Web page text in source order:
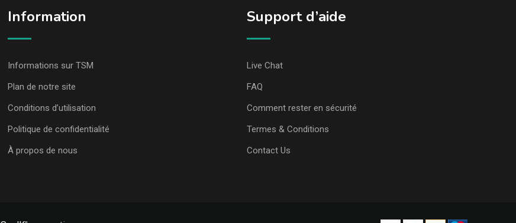
Information
Informations sur TSM
Plan de notre site
Conditions d’utilisation
Politique de confidentialité
À propos de nous
Support d’aide
Live Chat
FAQ
Comment rester en sécurité
Termes & Conditions
Contact Us